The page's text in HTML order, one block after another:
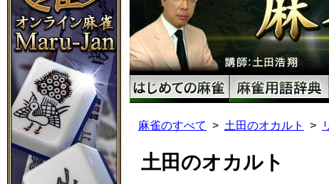
麻雀のすべて 土田のオカルト
土田のオカルト